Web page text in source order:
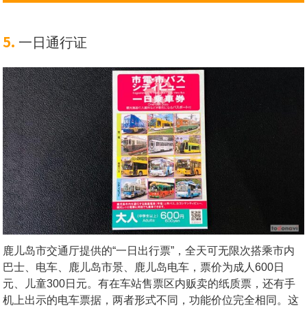
5. 一日通行证
鹿儿岛市交通厅提供的“一日出行票”，全天可无限次搭乘市内
巴士、电车、鹿儿岛市景、鹿儿岛电车，票价为成人600日
元、儿童300日元。有在车站售票区内贩卖的纸质票，还有手
机上出示的电车票据，两者形式不同，功能价位完全相同。这